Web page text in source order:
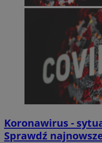
Koronawirus -
Sprawdź